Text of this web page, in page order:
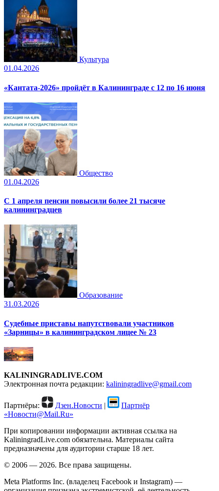
Культура
01.04.2026
«Кантата-2026» пройдёт в Калининграде с 12 по 16 июня
Общество
01.04.2026
С 1 апреля пенсии повысили более 21 тысяче
калининградцев
Образование
31.03.2026
Судебные приставы напутствовали участников
«Зарницы» в калининградском лицее № 23
KALININGRADLIVE.COM
Электронная почта редакции: kaliningradlive@gmail.com
Партнёры: Дзен.Новости |
Партнёр
«Новости@Mail.Ru»
При копировании информации активная ссылка на
KaliningradLive.com обязательна. Материалы сайта
предназначены для аудитории старше 18 лет.
© 2006 — 2026. Все права защищены.
Meta Platforms Inc. (владелец Facebook и Instagram) —